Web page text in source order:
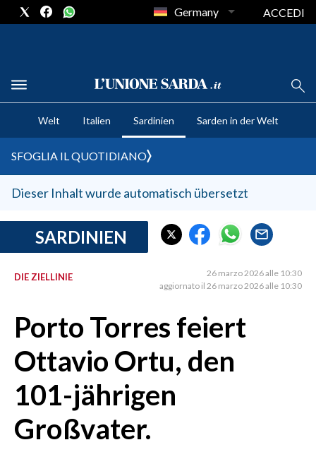
CRONACA SARDEGNA
CAGLIARI
SULCIS IGLESIENTE
MEDIO CAMPIDANO
SASSARI E PROVINCIA
GALLURA
NUORO E PROVINCIA
ITALIA
MONDO
POLITICA
Germany ACCEDI
Welt Italien Sardinien Sarden in der Welt
SFOGLIA IL QUOTIDIANO
Dieser Inhalt wurde automatisch übersetzt
SARDINIEN
DIE ZIELLINIE
26 marzo 2026 alle 10:30
aggiornato il 26 marzo 2026 alle 10:30
Porto Torres feiert
Ottavio Ortu, den
101-jährigen
Großvater.